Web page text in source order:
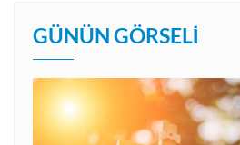
GÜNÜN GÖRSELI